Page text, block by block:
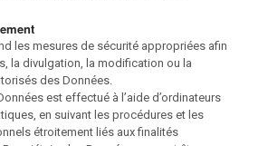
les mesures de sécurité appropriées afin
la divulgation, la modification ou la
des Données.
est effectué à l’aide d’ordinateurs
en suivant les procédures et les
étroitement liés aux finalités